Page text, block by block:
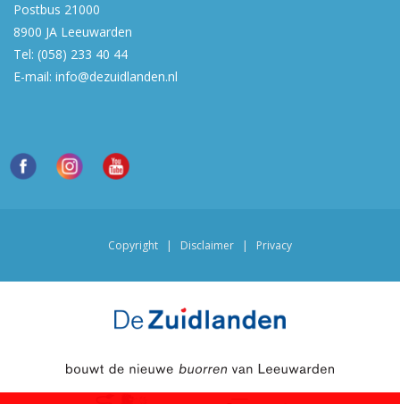
Postbus 21000
8900 JA Leeuwarden
Tel: (058) 233 40 44
E-mail: info@dezuidlanden.nl
Copyright | Disclaimer | Privacy